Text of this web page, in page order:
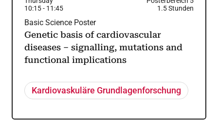
10:15- 11:45 1.5Stunden
Basic Science Poster
Genetic basis of cardiovascular
diseases – signalling, mutations and
functional implications
Kardiovaskuläre Grundlagenforschung